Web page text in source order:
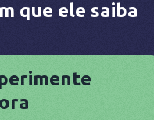
que ele saiba